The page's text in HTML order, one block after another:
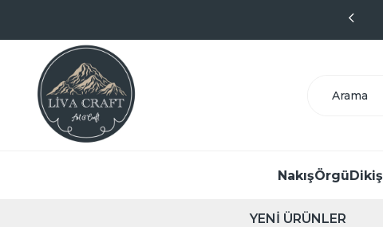
NakışÖrgüDikiş
YENİ ÜRÜNLER